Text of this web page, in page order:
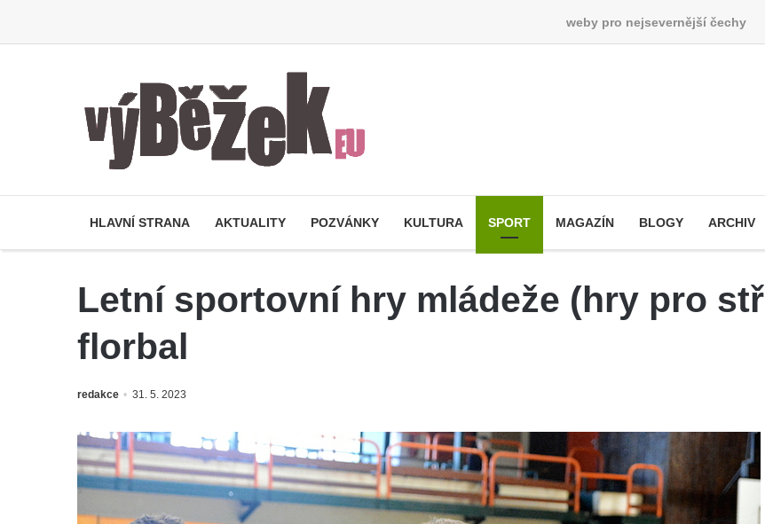
weby pro nejsevernější čechy
HLAVNÍ STRANA AKTUALITY POZVÁNKY KULTURA SPORT MAGAZÍN BLOGY ARCHIV
Letní sportovní hry mládeže (hry pro
florbal
redakce 31. 5. 2023